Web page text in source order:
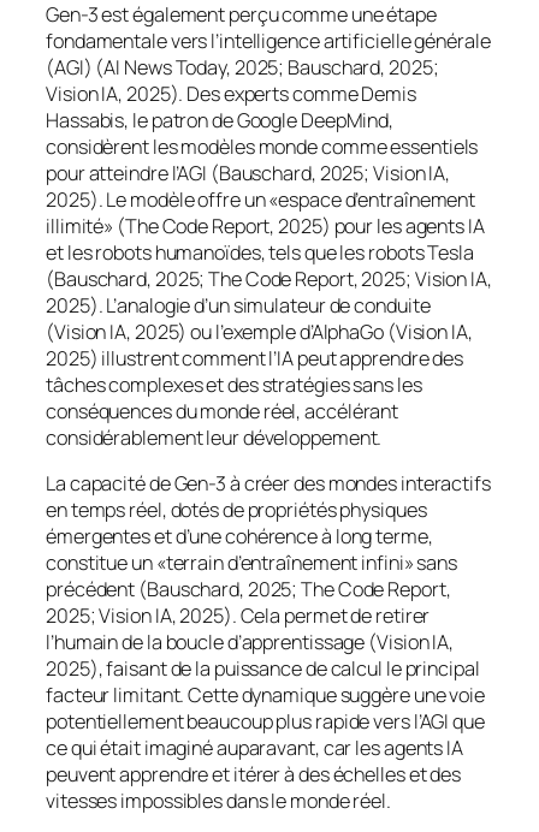
Gen-3 est également perçu comme une étape
fondamentale vers l’intelligence artificielle générale
(AGI) (AI News Today, 2025; Bauschard, 2025;
Vision IA, 2025). Des experts comme Demis
Hassabis, le patron de Google DeepMind,
considèrent les modèles monde comme essentiels
pour atteindre l’AGI (Bauschard, 2025; Vision IA,
2025). Le modèle offre un «espace d’entraînement
illimité» (The Code Report, 2025) pour les agents IA
et les robots humanoïdes, tels que les robots Tesla
(Bauschard, 2025; The Code Report, 2025; Vision IA,
2025). L’analogie d’un simulateur de conduite
(Vision IA, 2025) ou l’exemple d’AlphaGo (Vision IA,
2025) illustrent comment l’IA peut apprendre des
tâches complexes et des stratégies sans les
conséquences du monde réel, accélérant
considérablement leur développement.
La capacité de Gen-3 à créer des mondes interactifs
en temps réel, dotés de propriétés physiques
émergentes et d’une cohérence à long terme,
constitue un «terrain d’entraînement infini» sans
précédent (Bauschard, 2025; The Code Report,
2025; Vision IA, 2025). Cela permet de retirer
l’humain de la boucle d’apprentissage (Vision IA,
2025), faisant de la puissance de calcul le principal
facteur limitant. Cette dynamique suggère une voie
potentiellement beaucoup plus rapide vers l’AGI que
ce qui était imaginé auparavant, car les agents IA
peuvent apprendre et itérer à des échelles et des
vitesses impossibles dans le monde réel.